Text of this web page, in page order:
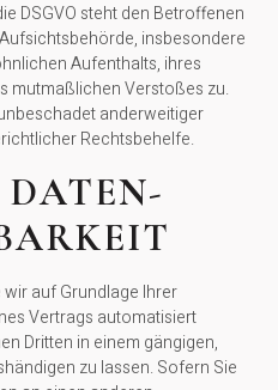
DSGVO steht den Betroffenen
insbesondere
Aufenthalts, ihres
mutmaßlichen Verstoßes zu.
anderweitiger
Rechtsbehelfe.
DATEN­
wir auf Grundlage Ihrer
Vertrags automatisiert
Dritten in einem gängigen,
zu lassen. Sofern Sie